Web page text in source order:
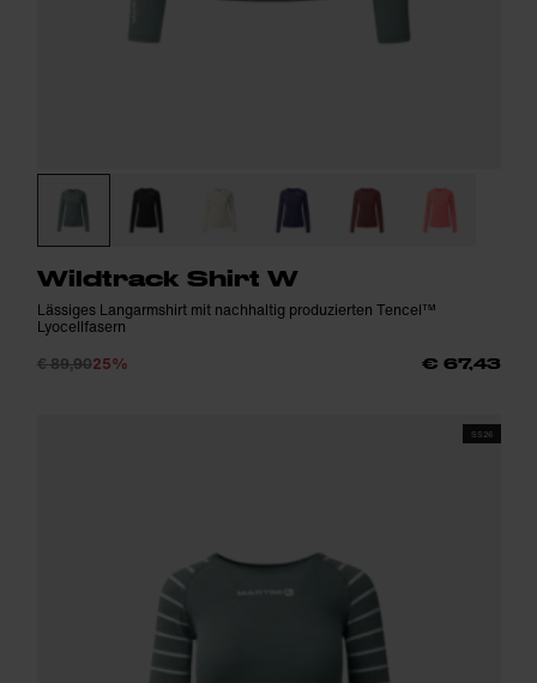
Wildtrack Shirt W
Lässiges Langarmshirt mit nachhaltig produzierten Tencel™
Lyocellfasern
€ 89,9025% € 67,43
SS26